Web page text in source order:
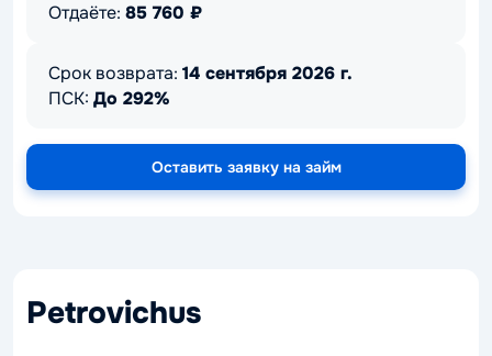
Отдаёте: 85 760 ₽
Срок возврата: 14 сентября 2026 г.
ПСК: До 292%
Оставить заявку на займ
Petrovichus